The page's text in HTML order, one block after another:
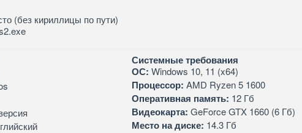
(без кириллицы по пути)
Системные требования
ОС: Windows 10, 11 (x64)
Процессор: AMD Ryzen 5 1600
Оперативная память: 12 Гб
Видеокарта: GeForce GTX 1660 (6 Гб)
Место на диске: 14.3 Гб